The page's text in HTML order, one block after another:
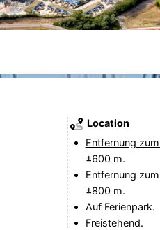
Location
Entfernung
±600 m.
Entfernung
±800 m.
Auf Ferienpark.
Freistehend.